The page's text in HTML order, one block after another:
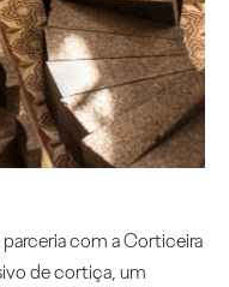
parceria com a Corticeira
de cortiça, um